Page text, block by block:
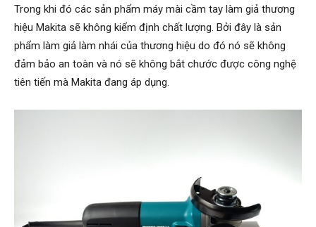
Trong khi đó các sản phẩm máy mài cầm tay làm giả thương
hiệu Makita sẽ không kiểm định chất lượng. Bởi đây là sản
phẩm làm giả làm nhái của thương hiệu do đó nó sẽ không
đảm bảo an toàn và nó sẽ không bắt chước được công nghệ
tiên tiến mà Makita đang áp dụng.